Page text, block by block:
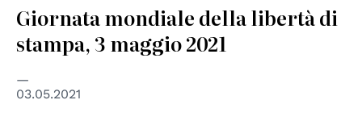
Giornata mondiale della libertà di
stampa, 3 maggio 2021
03.05.2021